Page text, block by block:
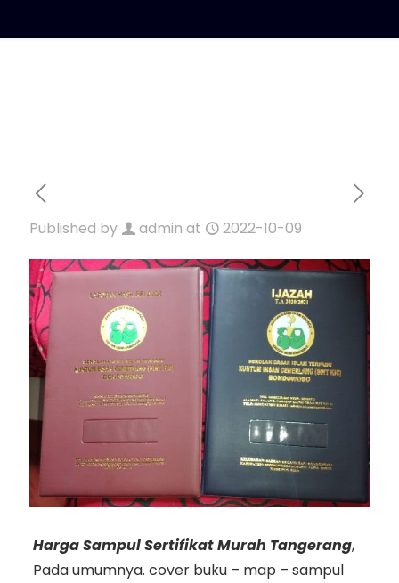
Published by admin at 2022-10-09
Harga Sampul Sertifikat Murah Tangerang,
Pada umumnya. cover buku – map – sampul